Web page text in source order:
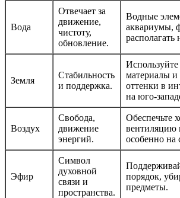
Вода
Отвечает за
движение,
чистоту,
обновление.
Водные
аквариумы,
располагать
Земля
Стабильность
и поддержка.
материалы
оттенки в
на юго-
Воздух
Свобода,
движение
энергий.
Обеспечьте
вентиляцию
особенно на
Эфир
Символ
духовной
связи и
пространства.
порядок,
предметы.